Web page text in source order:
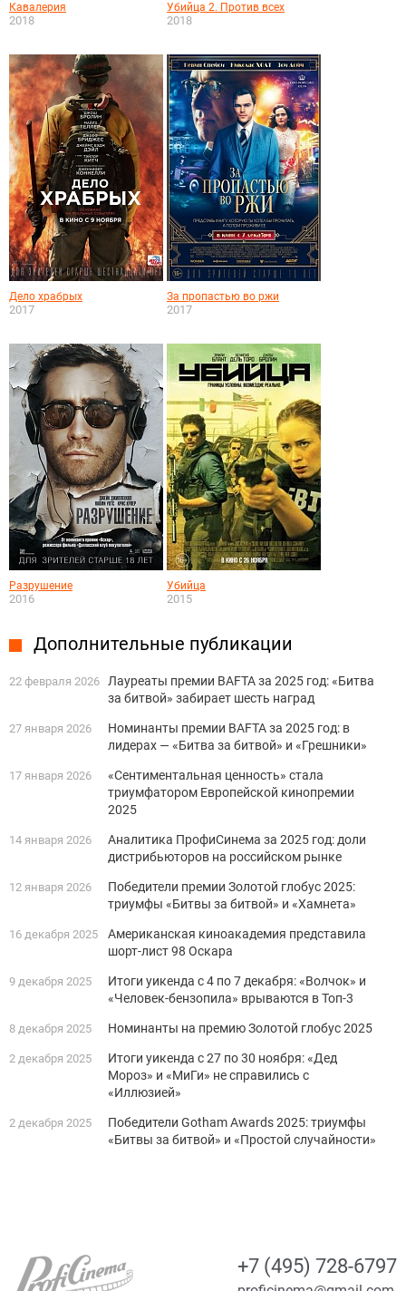
Кавалерия
2018
Убийца 2. Против всех
2018
Дело храбрых
2017
За пропастью во ржи
2017
Разрушение
2016
Убийца
2015
Дополнительные публикации
22 февраля 2026 Лауреаты премии BAFTA за 2025 год: «Битва
за битвой» забирает шесть наград
27 января 2026
Номинанты премии BAFTA за 2025 год: в
лидерах — «Битва за битвой» и «Грешники»
17 января 2026
«Сентиментальная ценность» стала
триумфатором Европейской кинопремии
2025
14 января 2026
Аналитика ПрофиСинема за 2025 год: доли
дистрибьюторов на российском рынке
12 января 2026
Победители премии Золотой глобус 2025:
триумфы «Битвы за битвой» и «Хамнета»
16 декабря 2025
Американская киноакадемия представила
шорт-лист 98 Оскара
9 декабря 2025
Итоги уикенда с 4 по 7 декабря: «Волчок» и
«Человек-бензопила» врываются в Топ-3
8 декабря 2025 Номинанты на премию Золотой глобус 2025
2 декабря 2025
Итоги уикенда с 27 по 30 ноября: «Дед
Мороз» и «МиГи» не справились с
«Иллюзией»
2 декабря 2025
Победители Gotham Awards 2025: триумфы
«Битвы за битвой» и «Простой случайности»
+7 (495) 728-6797